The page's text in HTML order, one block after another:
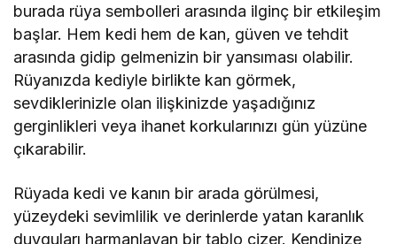
burada rüya sembolleri arasında ilginç bir etkileşim
başlar. Hem kedi hem de kan, güven ve tehdit
arasında gidip gelmenizin bir yansıması olabilir.
Rüyanızda kediyle birlikte kan görmek,
sevdiklerinizle olan ilişkinizde yaşadığınız
gerginlikleri veya ihanet korkularınızı gün yüzüne
çıkarabilir.
Rüyada kedi ve kanın bir arada görülmesi,
yüzeydeki sevimlilik ve derinlerde yatan karanlık
duyguları harmanlayan bir tablo çizer. Kendinize